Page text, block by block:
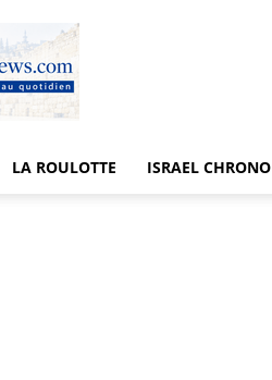
LA ROULOTTE ISRAEL CHRONO